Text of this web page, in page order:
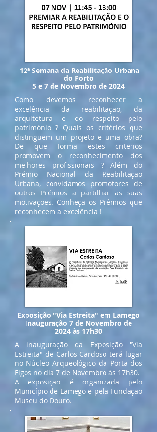
12ª Semana da Reabilitação Urbana
do Porto
5 e 7 de Novembro de 2024
Como devemos reconhecer a
excelência da reabilitação, da
arquitetura e do respeito pelo
património ? Quais os critérios que
distinguem um projeto e uma obra?
De que forma estes critérios
promovem o reconhecimento dos
melhores profissionais ? Além do
Prémio Nacional da Reabilitação
Urbana, convidamos promotores de
outros Prémios a partilhar as suas
motivações. Conheça os Prémios que
reconhecem a excelência !
Exposição "Via Estreita" em Lamego
Inauguração 7 de Novembro de
2024 às 17h30
A inauguração da Exposição "Via
Estreita" de Carlos Cardoso terá lugar
no Núcleo Arqueológico da Porta dos
Figos no dia 7 de Novembro às 17h30.
A exposição é organizada pelo
Município de Lamego e pela Fundação
Museu do Douro.